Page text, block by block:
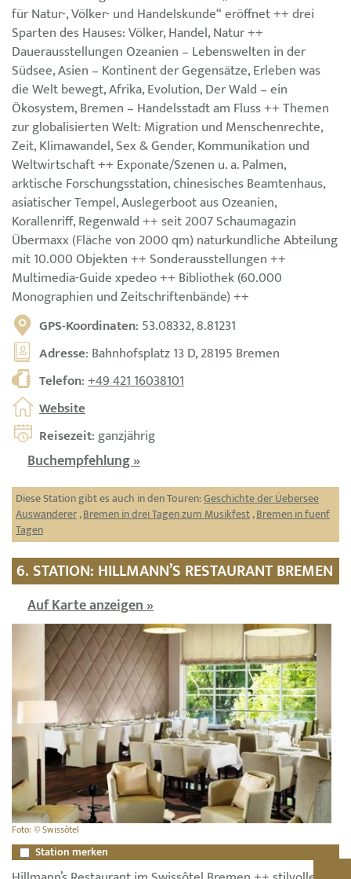
für Natur-, Völker- und Handelskunde“ eröffnet ++ drei
Sparten des Hauses: Völker, Handel, Natur ++
Dauerausstellungen Ozeanien – Lebenswelten in der
Südsee, Asien – Kontinent der Gegensätze, Erleben was
die Welt bewegt, Afrika, Evolution, Der Wald – ein
Ökosystem, Bremen – Handelsstadt am Fluss ++ Themen
zur globalisierten Welt: Migration und Menschenrechte,
Zeit, Klimawandel, Sex & Gender, Kommunikation und
Weltwirtschaft ++ Exponate/Szenen u. a. Palmen,
arktische Forschungsstation, chinesisches Beamtenhaus,
asiatischer Tempel, Auslegerboot aus Ozeanien,
Korallenriff, Regenwald ++ seit 2007 Schaumagazin
Übermaxx (Fläche von 2000 qm) naturkundliche Abteilung
mit 10.000 Objekten ++ Sonderausstellungen ++
Multimedia-Guide xpedeo ++ Bibliothek (60.000
Monographien und Zeitschriftenbände) ++
GPS-Koordinaten: 53.08332, 8.81231
Adresse: Bahnhofsplatz 13 D, 28195 Bremen
Telefon:+49 421 16038101
Website
Reisezeit: ganzjährig
Buchempfehlung »
Diese Station gibt es auch in den Touren:Geschichte der Üebersee
Auswanderer,Bremen in drei Tagen zum Musikfest,Bremen in fuenf
Tagen
6. STATION: HILLMANN’S RESTAURANT BREMEN
Auf Karte anzeigen »
Foto: © Swissôtel
Station merken